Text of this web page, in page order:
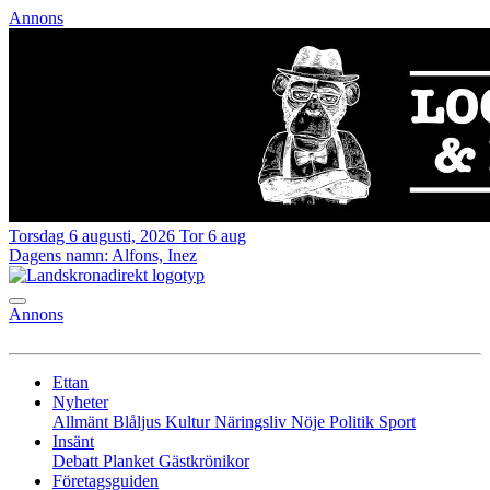
Annons
Torsdag 6 augusti, 2026 Tor 6 aug
Dagens namn: Alfons, Inez
Annons
Ettan
Nyheter
Allmänt Blåljus KulturNäringsliv Nöje Politik Sport
Insänt
Debatt Planket Gästkrönikor
Företagsguiden